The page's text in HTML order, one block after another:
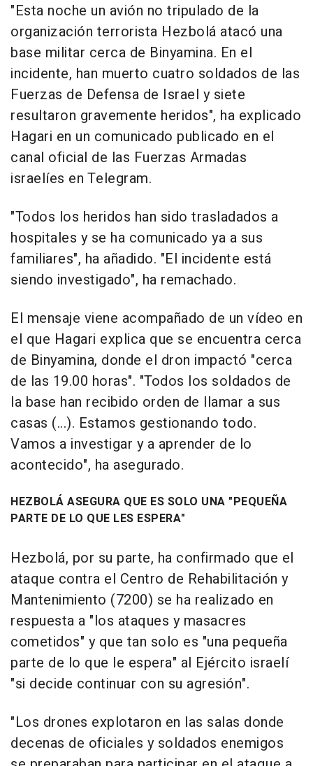
"Esta noche un avión no tripulado de la
organización terrorista Hezbolá atacó una
base militar cerca de Binyamina. En el
incidente, han muerto cuatro soldados de las
Fuerzas de Defensa de Israel y siete
resultaron gravemente heridos", ha explicado
Hagari en un comunicado publicado en el
canal oficial de las Fuerzas Armadas
israelíes en Telegram.
"Todos los heridos han sido trasladados a
hospitales y se ha comunicado ya a sus
familiares", ha añadido. "El incidente está
siendo investigado", ha remachado.
El mensaje viene acompañado de un vídeo en
el que Hagari explica que se encuentra cerca
de Binyamina, donde el dron impactó "cerca
de las 19.00 horas". "Todos los soldados de
la base han recibido orden de llamar a sus
casas (...). Estamos gestionando todo.
Vamos a investigar y a aprender de lo
acontecido", ha asegurado.
HEZBOLÁ ASEGURA QUE ES SOLO UNA "PEQUEÑA
PARTE DE LO QUE LES ESPERA"
Hezbolá, por su parte, ha confirmado que el
ataque contra el Centro de Rehabilitación y
Mantenimiento (7200) se ha realizado en
respuesta a "los ataques y masacres
cometidos" y que tan solo es "una pequeña
parte de lo que le espera" al Ejército israelí
"si decide continuar con su agresión".
"Los drones explotaron en las salas donde
decenas de oficiales y soldados enemigos